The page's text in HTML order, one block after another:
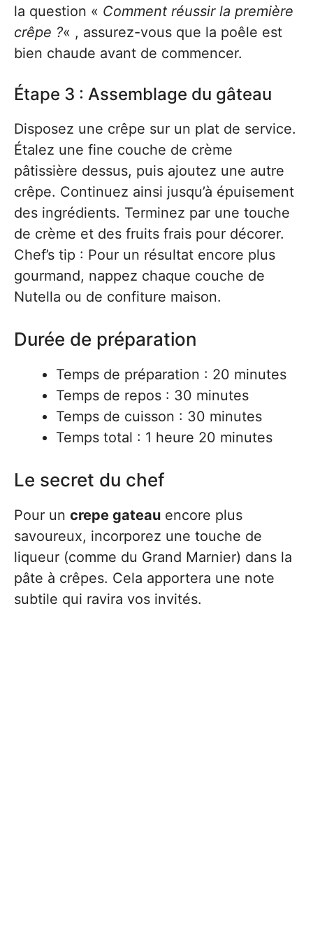
la question « Comment réussir la première
crêpe ?« , assurez-vous que la poêle est
bien chaude avant de commencer.
Étape 3 : Assemblage du gâteau
Disposez une crêpe sur un plat de service.
Étalez une fine couche de crème
pâtissière dessus, puis ajoutez une autre
crêpe. Continuez ainsi jusqu’à épuisement
des ingrédients. Terminez par une touche
de crème et des fruits frais pour décorer.
Chef’s tip : Pour un résultat encore plus
gourmand, nappez chaque couche de
Nutella ou de confiture maison.
Durée de préparation
Temps de préparation : 20 minutes
Temps de repos : 30 minutes
Temps de cuisson : 30 minutes
Temps total : 1 heure 20 minutes
Le secret du chef
Pour un crepe gateau encore plus
savoureux, incorporez une touche de
liqueur (comme du Grand Marnier) dans la
pâte à crêpes. Cela apportera une note
subtile qui ravira vos invités.